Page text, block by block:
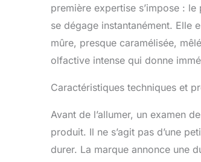
première expertise s’impose :
se dégage instantanément. Elle
mûre, presque caramélisée,
olfactive intense qui donne
Caractéristiques techniques et
Avant de l’allumer, un examen
produit. Il ne s’agit pas d’une
durer. La marque annonce une